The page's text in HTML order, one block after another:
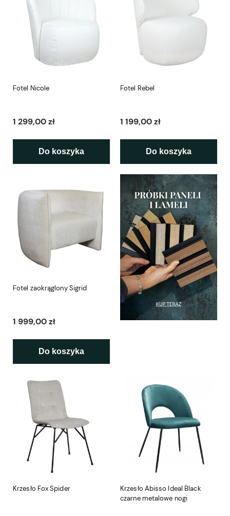
Fotel Nicole
1 299,00 zł
Do koszyka
Fotel Rebel
1 199,00 zł
Do koszyka
Fotel zaokrąglony Sigrid
1 999,00 zł
Do koszyka
Krzesło Fox Spider
Krzesło Abisso Ideal Black
czarne metalowe nogi